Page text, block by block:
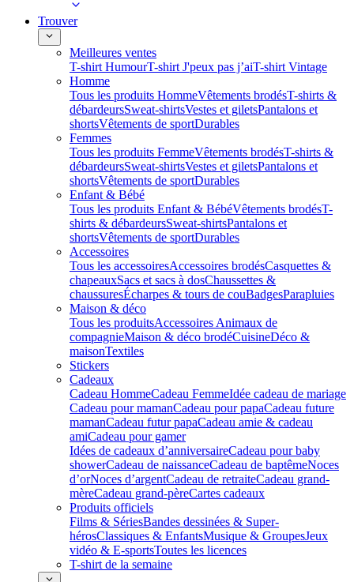
Trouver
Meilleures ventes
T-shirt HumourT-shirt J'peux pas j’aiT-shirt Vintage
Homme
Tous les produits HommeVêtements brodésT-shirts &
débardeursSweat-shirtsVestes et giletsPantalons et
shortsVêtements de sportDurables
Femmes
Tous les produits FemmeVêtements brodésT-shirts &
débardeursSweat-shirtsVestes et giletsPantalons et
shortsVêtements de sportDurables
Enfant & Bébé
Tous les produits Enfant & BébéVêtements brodésT-
shirts & débardeursSweat-shirtsPantalons et
shortsVêtements de sportDurables
Accessoires
Tous les accessoiresAccessoires brodésCasquettes &
chapeauxSacs et sacs à dosChaussettes &
chaussuresÉcharpes & tours de couBadgesParapluies
Maison & déco
Tous les produitsAccessoires Animaux de
compagnieMaison & déco brodéCuisineDéco &
maisonTextiles
Stickers
Cadeaux
Cadeau HommeCadeau FemmeIdée cadeau de mariage​
Cadeau pour mamanCadeau pour papaCadeau future
mamanCadeau futur papaCadeau amie & cadeau
amiCadeau pour gamer
Idées de cadeaux d’anniversaireCadeau pour baby
showerCadeau de naissanceCadeau de baptêmeNoces
d’orNoces d’argentCadeau de retraiteCadeau grand-
mèreCadeau grand-pèreCartes cadeaux
Produits officiels
Films & SériesBandes dessinées & Super-
hérosClassiques & EnfantsMusique & GroupesJeux
vidéo & E-sportsToutes les licences
T-shirt de la semaine